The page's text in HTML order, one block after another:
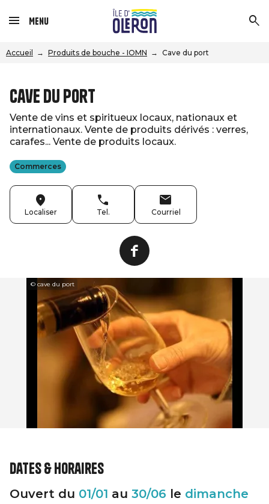
Menu
Accueil Produits de bouche - IOMN Cave du port
Cave du port
Vente de vins et spiritueux locaux, nationaux et
internationaux. Vente de produits dérivés : verres,
carafes... Vente de produits locaux.
Commerces
Localiser Tel. Courriel
© cave du port
Dates & horaires
Ouvert du 01/01 au 30/06 le dimanche